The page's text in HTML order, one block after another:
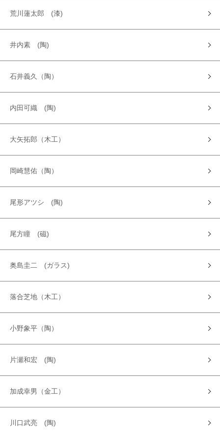
荒川蓮太郎 (漆)
井内素 (陶)
石井義久（陶）
内田可織 (陶)
大矢拓郎（木工）
岡崎慧佑（陶）
尾形アツシ (陶)
尾方瞳 (磁)
奥島圭二 (ガラス)
落合芝地（木工）
小野象平（陶）
片瀬和宏 (陶)
加成幸男（金工）
川口武亮 (陶)